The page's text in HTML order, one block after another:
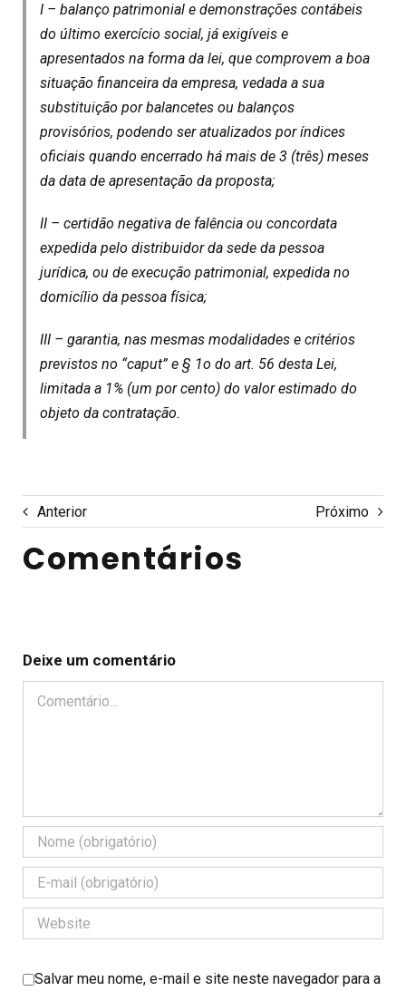
I – balanço patrimonial e demonstrações contábeis
do último exercício social, já exigíveis e
apresentados na forma da lei, que comprovem a boa
situação financeira da empresa, vedada a sua
substituição por balancetes ou balanços
provisórios, podendo ser atualizados por índices
oficiais quando encerrado há mais de 3 (três) meses
da data de apresentação da proposta;
II – certidão negativa de falência ou concordata
expedida pelo distribuidor da sede da pessoa
jurídica, ou de execução patrimonial, expedida no
domicílio da pessoa física;
III – garantia, nas mesmas modalidades e critérios
previstos no “caput” e § 1o do art. 56 desta Lei,
limitada a 1% (um por cento) do valor estimado do
objeto da contratação.
Anterior Próximo
Comentários
Deixe um comentário
Comentário
Salvar meu nome, e-mail e site neste navegador para a